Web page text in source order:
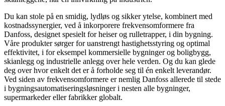
Du kan stole på en smidig, lydløs og sikker ytelse, kombinert med
kostnadssynergier, ved å inkorporere frekvensomformere fra
Danfoss, designet spesielt for heiser og rulletrapper, i din bygning.
Våre produkter sørger for uanstrengt hastighetsstyring og optimal
effektivitet, i for eksempel kommersielle bygninger og boligbygg,
skianlegg og industrielle anlegg over hele verden. Og du kan glede
deg over hvor enkelt det er å forholde seg til én enkelt leverandør.
Ved siden av frekvensomformere er nemlig Danfoss allerede til stede
i bygningsautomatiseringsløsninger i nesten alle bygninger,
supermarkeder eller fabrikker globalt.